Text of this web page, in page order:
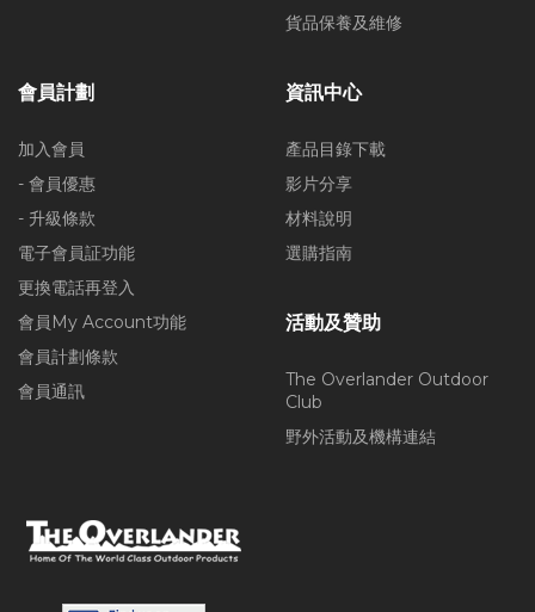
貨品保養及維修
會員計劃
加入會員
- 會員優惠
- 升級條款
電子會員証功能
更換電話再登入
會員My Account功能
會員計劃條款
會員通訊
資訊中心
產品目錄下載
影片分享
材料說明
選購指南
活動及贊助
The Overlander Outdoor
Club
野外活動及機構連結